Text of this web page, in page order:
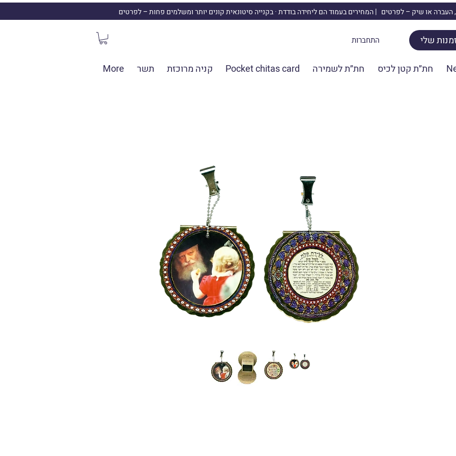
העברה או שיק –לפרטים | המחירים בעמוד הם ליחידה בודדת · בקנייה סיטונאית קונים יותר ומשלמים פחות – לפרטים
התחברות שלי
חת״ת קטן לכיס חת״ת לשמירה Pocket chitas card קניה מרוכזת תשר More